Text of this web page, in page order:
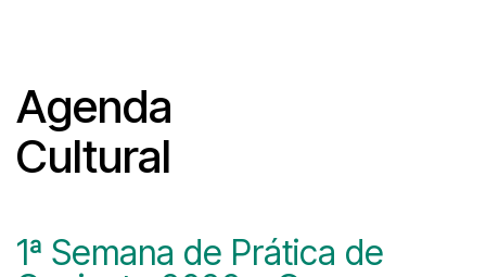
Agenda
Cultural
1ª Semana de Prática de